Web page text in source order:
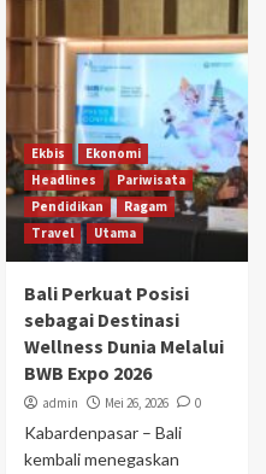
Ekbis
Ekonomi
Headlines
Pariwisata
Pendidikan
Ragam
Travel
Utama
Bali Perkuat Posisi
sebagai Destinasi
Wellness Dunia Melalui
BWB Expo 2026
admin Mei 26, 2026 0
Kabardenpasar – Bali
kembali menegaskan